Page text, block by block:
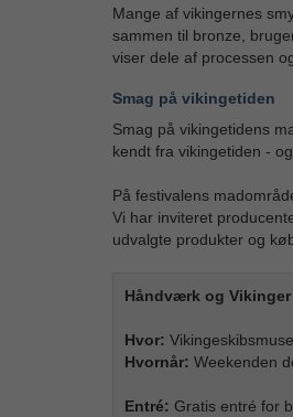
Mange af vikingernes
sammen til bronze,
viser dele af processen
Smag på vikingetiden
Smag på vikingetidens
kendt fra vikingetiden -
På festivalens
Vi har inviteret
udvalgte produkter og
Håndværk og Vikinger
Hvor:
Hvornår: Weekenden
Entré: Gratis entré for